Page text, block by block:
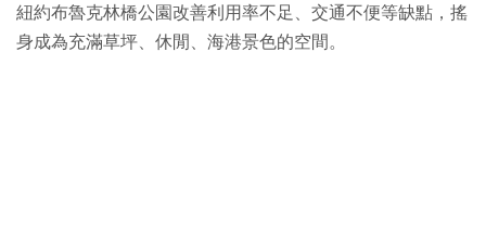
紐約布魯克林橋公園改善利用率不足、交通不便等缺點，搖
身成為充滿草坪、休閒、海港景色的空間。